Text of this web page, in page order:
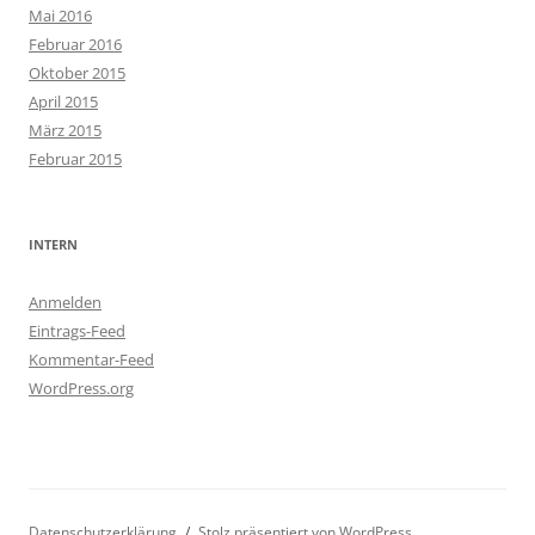
Mai 2016
Februar 2016
Oktober 2015
April 2015
März 2015
Februar 2015
INTERN
Anmelden
Eintrags-Feed
Kommentar-Feed
WordPress.org